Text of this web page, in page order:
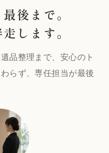
後まで。
します。
品整理まで、安心のト
らず、専任担当が最後